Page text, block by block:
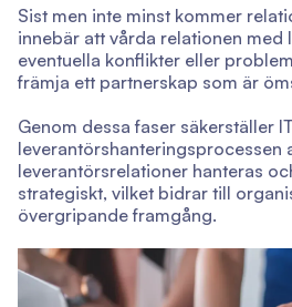
Sist men inte minst kommer
innebär att vårda relationen med
eventuella konflikter eller
främja ett partnerskap som är
Genom dessa faser säkerställer
leverantörshanteringsprocessen
leverantörsrelationer hanteras
strategiskt, vilket bidrar till
övergripande framgång.